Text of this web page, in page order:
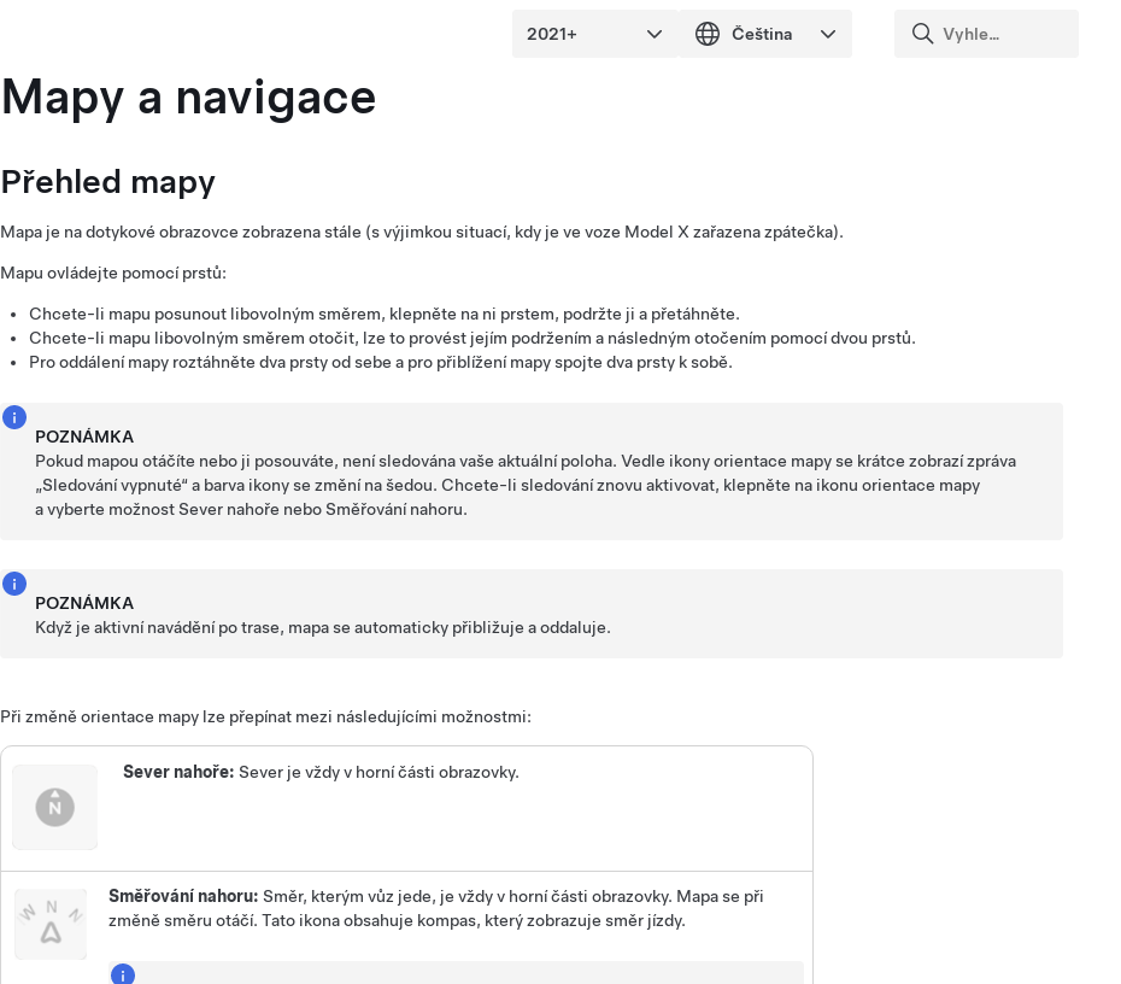
Mapy a navigace
Přehled mapy
Mapa je na dotykové obrazovce zobrazena stále (s výjimkou situací, kdy je ve voze Model X zařazena zpátečka).
Mapu ovládejte pomocí prstů:
Chcete-li mapu posunout libovolným směrem, klepněte na ni prstem, podržte ji a přetáhněte.
Chcete-li mapu libovolným směrem otočit, lze to provést jejím podržením a následným otočením pomocí dvou prstů.
Pro oddálení mapy roztáhněte dva prsty od sebe a pro přiblížení mapy spojte dva prsty k sobě.
POZNÁMKA
Pokud mapou otáčíte nebo ji posouváte, není sledována vaše aktuální poloha. Vedle ikony orientace mapy se krátce zobrazí zpráva
„Sledování vypnuté“ a barva ikony se změní na šedou. Chcete-li sledování znovu aktivovat, klepněte na ikonu orientace mapy
a vyberte možnost Sever nahoře nebo Směřování nahoru.
POZNÁMKA
Když je aktivní navádění po trase, mapa se automaticky přibližuje a oddaluje.
Při změně orientace mapy lze přepínat mezi následujícími možnostmi:
Sever nahoře: Sever je vždy v horní části obrazovky.
Směřování nahoru: Směr, kterým vůz jede, je vždy v horní části obrazovky. Mapa se při
změně směru otáčí. Tato ikona obsahuje kompas, který zobrazuje směr jízdy.